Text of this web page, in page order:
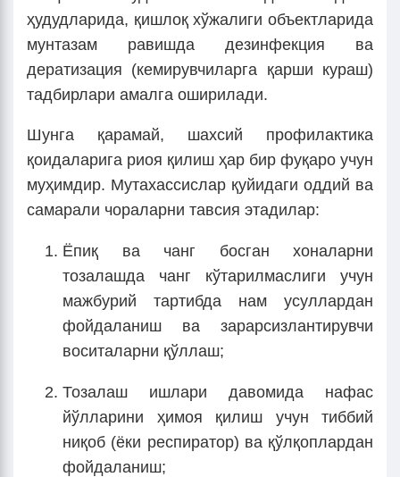
ҳудудларида, қишлоқ хўжалиги объектларида
мунтазам равишда дезинфекция ва
дератизация (кемирувчиларга қарши кураш)
тадбирлари амалга оширилади.
Шунга қарамай, шахсий профилактика
қоидаларига риоя қилиш ҳар бир фуқаро учун
муҳимдир. Мутахассислар қуйидаги оддий ва
самарали чораларни тавсия этадилар:
Ёпиқ ва чанг босган хоналарни
тозалашда чанг кўтарилмаслиги учун
мажбурий тартибда нам усуллардан
фойдаланиш ва зарарсизлантирувчи
воситаларни қўллаш;
Тозалаш ишлари давомида нафас
йўлларини ҳимоя қилиш учун тиббий
ниқоб (ёки респиратор) ва қўлқоплардан
фойдаланиш;